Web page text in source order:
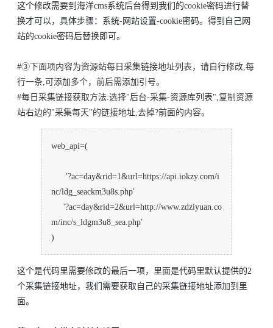
这个修改需要到海洋cms系统后台得到我们的cookie密码进行替
换才可以，具体步骤：系统-网站设置-cookie密码。得到自己网
站的cookie密码后替换即可。
#③下面项内容为资源站每日采集链接地址列表，请自行修改,每
行一条,可添加多个，前后需添加引号。
#每日采集链接获取方法:选择"后台-采集-资源库列表",复制资源
站右边的"采集每天"的链接地址,去掉?前面的内容。
web_api=(
'?ac=day&rid=1&url=https://api.iokzy.com/i
nc/ldg_seackm3u8s.php'
'?ac=day&rid=2&url=http://www.zdziyuan.co
m/inc/s_ldgm3u8_sea.php'
)
这个是代码里需要修改的最后一项，里面是代码里默认提供的2
个采集链接地址，我们需要获取自己的采集链接地址添加到里
面。